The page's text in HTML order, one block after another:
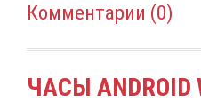
Комментарии (0)
ЧАСЫ